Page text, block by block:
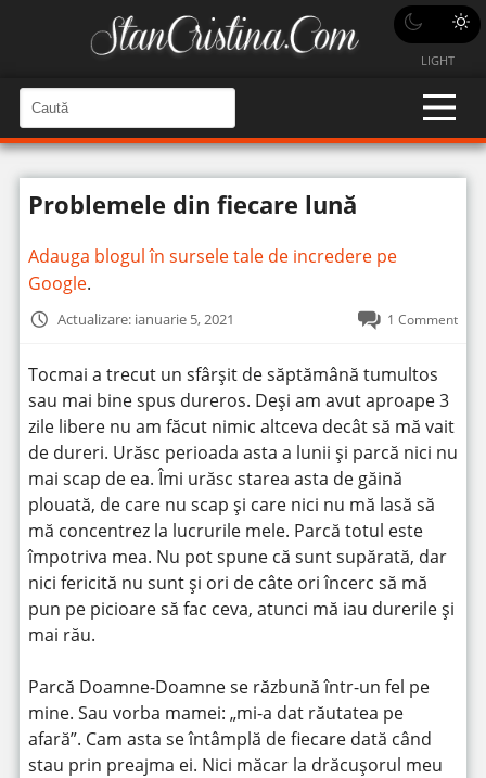
LIGHT
a
u
t
n
C
a
u
î
n
t
Problemele din fiecare lună
Adauga blogul în sursele tale de incredere pe
Google.
Actualizare: ianuarie 5, 2021 1 Comment
Tocmai a trecut un sfârșit de săptămână tumultos
sau mai bine spus dureros. Deși am avut aproape 3
zile libere nu am făcut nimic altceva decât să mă vait
de dureri. Urăsc perioada asta a lunii și parcă nici nu
mai scap de ea. Îmi urăsc starea asta de găină
plouată, de care nu scap și care nici nu mă lasă să
mă concentrez la lucrurile mele. Parcă totul este
împotriva mea. Nu pot spune că sunt supărată, dar
nici fericită nu sunt și ori de câte ori încerc să mă
pun pe picioare să fac ceva, atunci mă iau durerile și
mai rău.
Parcă Doamne-Doamne se răzbună într-un fel pe
mine. Sau vorba mamei: „mi-a dat răutatea pe
afară”. Cam asta se întâmplă de fiecare dată când
stau prin preajma ei. Nici măcar la drăcușorul meu